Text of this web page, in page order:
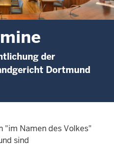
der
Dortmund
"im Namen des Volkes"
sind